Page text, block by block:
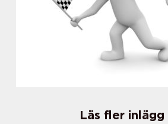
Läs fler inlägg